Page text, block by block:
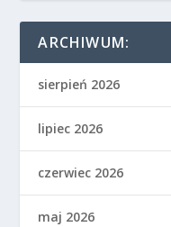
ARCHIWUM:
sierpień 2026
lipiec 2026
czerwiec 2026
maj 2026